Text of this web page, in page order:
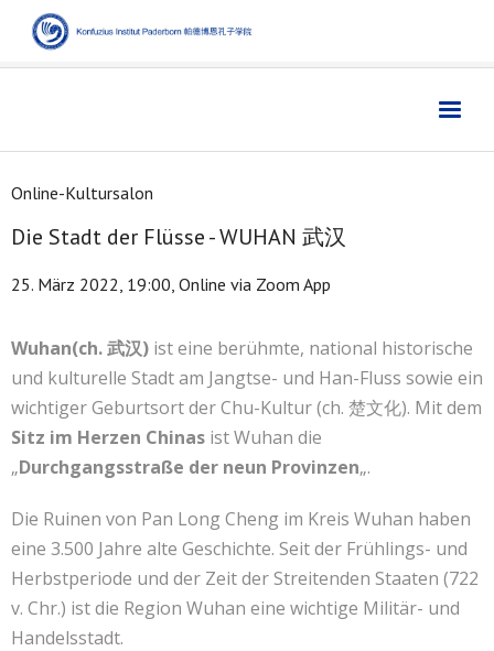
Kultur文化
Digitales 数字媒体
Business
Links链接
Kontakt联系我们
Online-Kultursalon
Die Stadt der Flüsse - WUHAN 武汉
25. März 2022, 19:00, Online via Zoom App
Wuhan(ch. 武汉) ist eine berühmte, national historische
und kulturelle Stadt am Jangtse- und Han-Fluss sowie ein
wichtiger Geburtsort der Chu-Kultur (ch. 楚文化). Mit dem
Sitz im Herzen Chinas ist Wuhan die
„Durchgangsstraße der neun Provinzen„.
Die Ruinen von Pan Long Cheng im Kreis Wuhan haben
eine 3.500 Jahre alte Geschichte. Seit der Frühlings- und
Herbstperiode und der Zeit der Streitenden Staaten (722
v. Chr.) ist die Region Wuhan eine wichtige Militär- und
Handelsstadt.